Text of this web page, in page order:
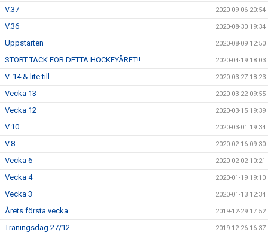
V.37 2020-09-06 20:54
V.36 2020-08-30 19:34
Uppstarten 2020-08-09 12:50
STORT TACK FÖR DETTA HOCKEYÅRET!! 2020-04-19 18:03
V. 14 & lite till... 2020-03-27 18:23
Vecka 13 2020-03-22 09:55
Vecka 12 2020-03-15 19:39
V.10 2020-03-01 19:34
V.8 2020-02-16 09:30
Vecka 6 2020-02-02 10:21
Vecka 4 2020-01-19 19:10
Vecka 3 2020-01-13 12:34
Årets första vecka 2019-12-29 17:52
Träningsdag 27/12 2019-12-26 16:37